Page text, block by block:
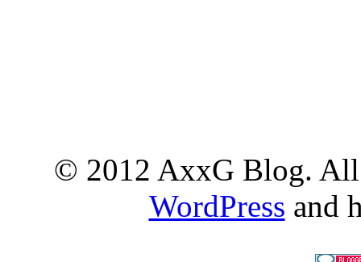
© 2012 AxxG Blog. All
WordPress and